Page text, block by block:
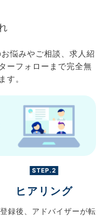
悩みやご相談、求人紹
ーフォローまで完全無
す。
STEP.2
ヒアリング
録後、 アドバイザーが転